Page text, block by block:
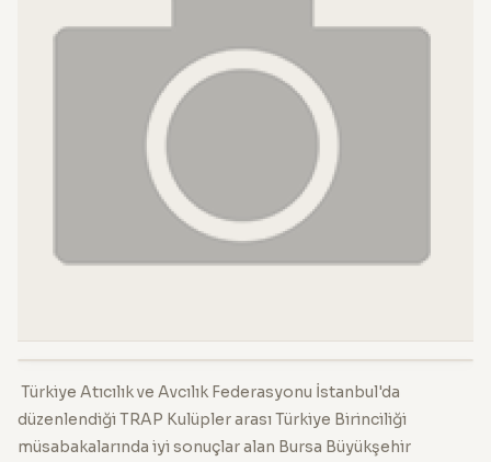
Türkiye Atıcılık ve Avcılık Federasyonu İstanbul'da
düzenlendiği TRAP Kulüpler arası Türkiye Birinciliği
müsabakalarında iyi sonuçlar alan Bursa Büyükşehir